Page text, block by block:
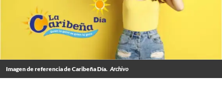
Imagen de referencia de Caribeña Día. Archivo